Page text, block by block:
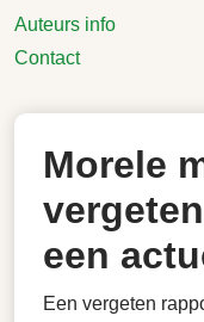
Auteurs info
Contact
Morele
een
Een vergeten